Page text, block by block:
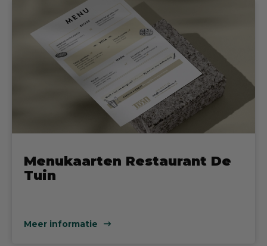
Menukaarten Restaurant De
Tuin
Meer informatie